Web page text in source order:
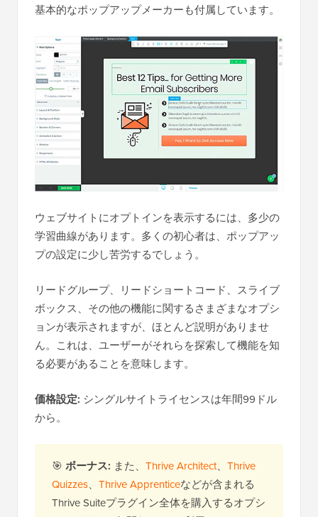
基本的なポップアップメーカーも付属しています。
ウェブサイトにオプトインを表示するには、多少の
学習曲線があります。多くの初心者は、ポップアッ
プの設定に少し苦労するでしょう。
リードグループ、リードショートコード、スライブ
ボックス、その他の機能に関するさまざまなオプシ
ョンが表示されますが、ほとんど説明がありませ
ん。これは、ユーザーがそれらを探索して機能を知
る必要があることを意味します。
価格設定: シングルサイトライセンスは年間99ドル
から。
🎯 ボーナス: また、 Thrive Architect、 Thrive
Quizzes、 Thrive Apprenticeなどが含まれる
Thrive Suiteプラグイン全体を購入するオプシ